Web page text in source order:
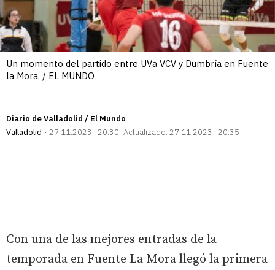
Un momento del partido entre UVa VCV y Dumbría en Fuente
la Mora. / EL MUNDO
Diario de Valladolid / El Mundo
Valladolid
27.11.2023 | 20:30 Actualizado: 27.11.2023 | 20:35
Con una de las mejores entradas de la
temporada en Fuente La Mora llegó la primera